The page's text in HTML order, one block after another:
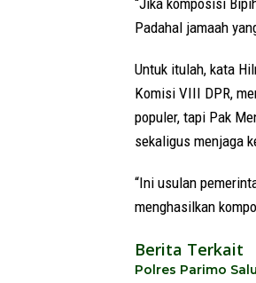
“Jika komposisi
Padahal jamaah
Untuk itulah, kata
Komisi VIII DPR,
populer, tapi Pak
sekaligus menjaga
“Ini usulan
menghasilkan
Berita Terkait
Polres Parimo